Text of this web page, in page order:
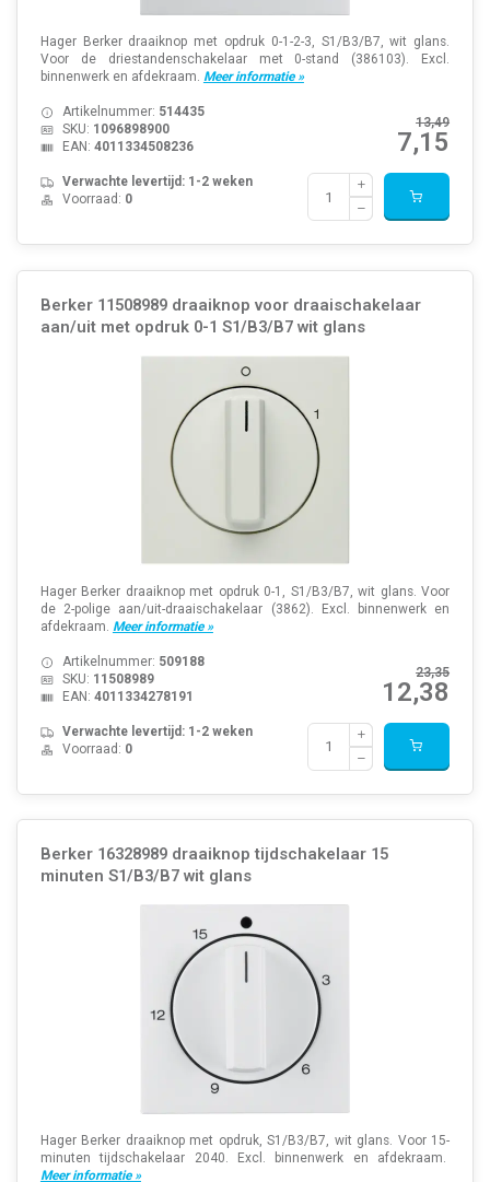
Hager Berker draaiknop met opdruk 0-1-2-3, S1/B3/B7, wit glans.
Voor de driestandenschakelaar met 0-stand (386103). Excl.
binnenwerk en afdekraam. Meer informatie »
13,49
7,15
Artikelnummer: 514435
SKU: 1096898900
EAN: 4011334508236
Verwachte levertijd: 1-2 weken
Voorraad: 0
Berker 11508989 draaiknop voor draaischakelaar
aan/uit met opdruk 0-1 S1/B3/B7 wit glans
Hager Berker draaiknop met opdruk 0-1, S1/B3/B7, wit glans. Voor
de 2-polige aan/uit-draaischakelaar (3862). Excl. binnenwerk en
afdekraam. Meer informatie »
23,35
12,38
Artikelnummer: 509188
SKU: 11508989
EAN: 4011334278191
Verwachte levertijd: 1-2 weken
Voorraad: 0
Berker 16328989 draaiknop tijdschakelaar 15
minuten S1/B3/B7 wit glans
Hager Berker draaiknop met opdruk, S1/B3/B7, wit glans. Voor 15-
minuten tijdschakelaar 2040. Excl. binnenwerk en afdekraam.
Meer informatie »